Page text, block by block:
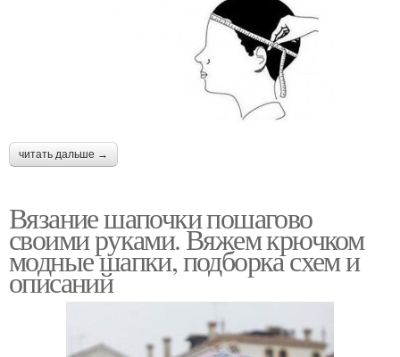
читать дальше →
Вязание шапочки пошагово
своими руками. Вяжем крючком
модные шапки, подборка схем и
описаний